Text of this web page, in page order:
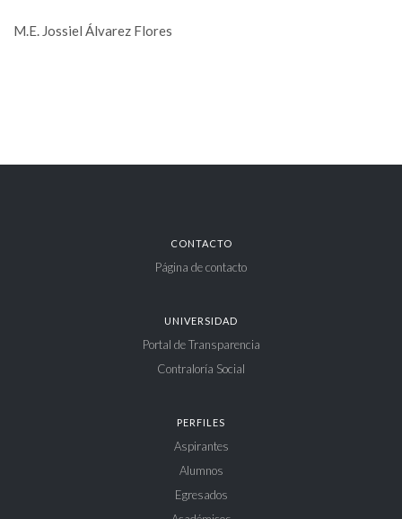
M.E. Jossiel Álvarez Flores
CONTACTO
Página de contacto
UNIVERSIDAD
Portal de Transparencia
Contraloría Social
PERFILES
Aspirantes
Alumnos
Egresados